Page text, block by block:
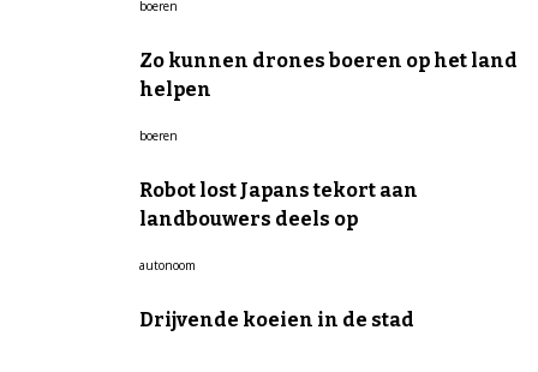
boeren
Zo kunnen drones boeren op het land
helpen
boeren
Robot lost Japans tekort aan
landbouwers deels op
autonoom
Drijvende koeien in de stad